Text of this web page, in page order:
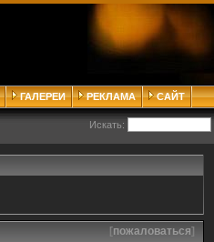
ГАЛЕРЕИ РЕКЛАМА САЙТ
Искать:
[пожаловаться]